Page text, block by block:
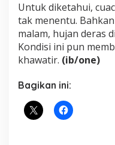
Untuk diketahui,
tak menentu.
malam, hujan deras
Kondisi ini pun
khawatir. (ib/one)
Bagikan ini: